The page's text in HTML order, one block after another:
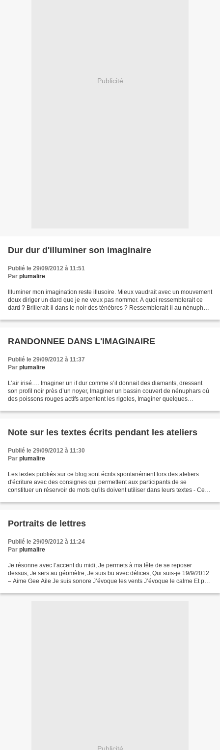
Publicité
Dur dur d'illuminer son imaginaire
Publié le 29/09/2012 à 11:51
Par plumalire
Illuminer mon imagination reste illusoire. Mieux vaudrait avec un mouvement
doux diriger un dard que je ne veux pas nommer. A quoi ressemblerait ce
dard ? Brillerait-il dans le noir des ténèbres ? Ressemblerait-il au nénuphar
RANDONNEE DANS L'IMAGINAIRE
Publié le 29/09/2012 à 11:37
Par plumalire
L’air irisé…. Imaginer un if dur comme s’il donnait des diamants, dressant
son profil noir près d’un noyer, Imaginer un bassin couvert de nénuphars où
des poissons rouges actifs arpentent les rigoles, Imaginer quelques
Note sur les textes écrits pendant les ateliers
Publié le 29/09/2012 à 11:30
Par plumalire
Les textes publiés sur ce blog sont écrits spontanément lors des ateliers
d'écriture avec des consignes qui permettent aux participants de se
constituer un réservoir de mots qu'ils doivent utiliser dans leurs textes - Ces
Portraits de lettres
Publié le 29/09/2012 à 11:24
Par plumalire
Je résonne avec l’accent du midi, Je permets à ma tête de se reposer
dessus, Je sers au géomètre, Je suis bu avec délices, Qui suis-je 19/9/2012
– Aime Gee Aile Je suis sonore J’évoque les vents J’évoque le calme Et pas
Publicité